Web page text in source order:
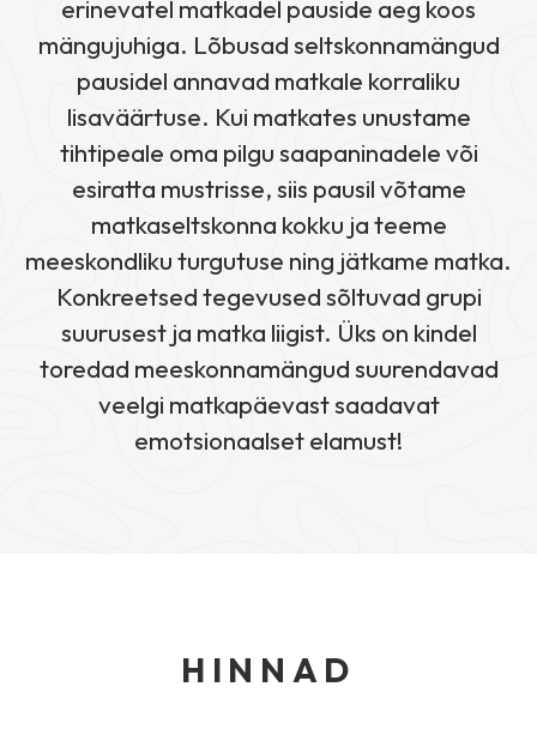
erinevatel matkadel pauside aeg koos
mängujuhiga. Lõbusad seltskonnamängud
pausidel annavad matkale korraliku
lisaväärtuse. Kui matkates unustame
tihtipeale oma pilgu saapaninadele või
esiratta mustrisse, siis pausil võtame
matkaseltskonna kokku ja teeme
meeskondliku turgutuse ning jätkame matka.
Konkreetsed tegevused sõltuvad grupi
suurusest ja matka liigist. Üks on kindel
toredad meeskonnamängud suurendavad
veelgi matkapäevast saadavat
emotsionaalset elamust!
HINNAD